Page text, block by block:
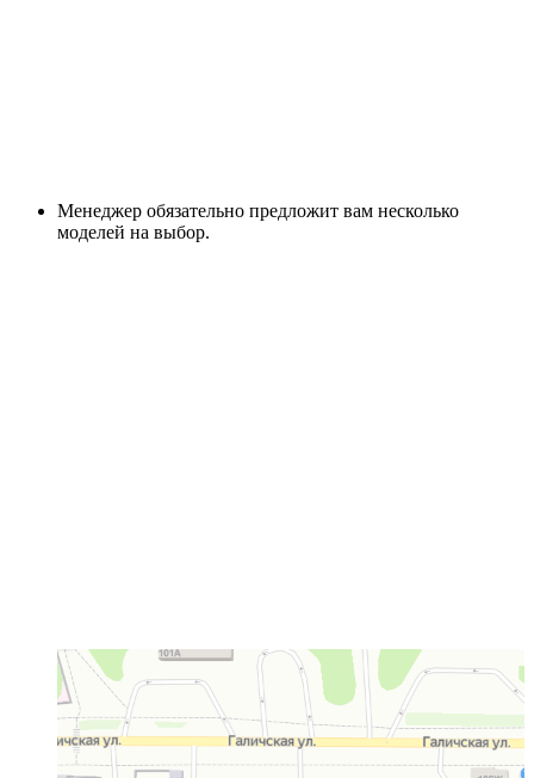
Менеджер обязательно предложит вам несколько
моделей на выбор.